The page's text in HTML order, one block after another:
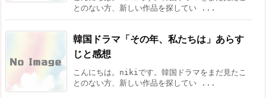
とのない方、新しい作品を探してい ...
韓国ドラマ「その年、私たちは」あらす
じと感想
こんにちは。nikiです。韓国ドラマをまだ見たこ
とのない方、新しい作品を探してい ...